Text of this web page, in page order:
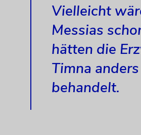
Vielleicht
Messias
hätten die
Timna anders
behandelt.